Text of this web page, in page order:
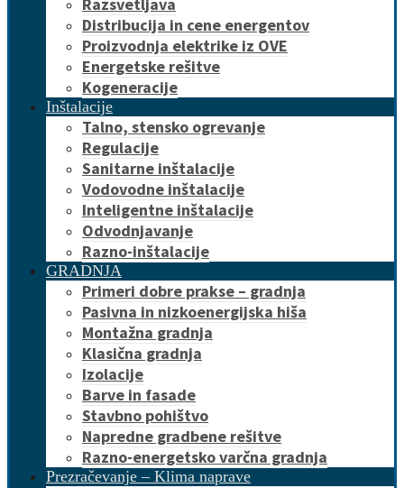
Distribucija in cene energentov
Proizvodnja elektrike iz OVE
Energetske rešitve
Kogeneracije
Inštalacije
Talno, stensko ogrevanje
Regulacije
Sanitarne inštalacije
Vodovodne inštalacije
Inteligentne inštalacije
Odvodnjavanje
Razno-inštalacije
GRADNJA
Primeri dobre prakse – gradnja
Pasivna in nizkoenergijska hiša
Montažna gradnja
Klasična gradnja
Izolacije
Barve in fasade
Stavbno pohištvo
Napredne gradbene rešitve
Razno-energetsko varčna gradnja
Prezračevanje – Klima naprave